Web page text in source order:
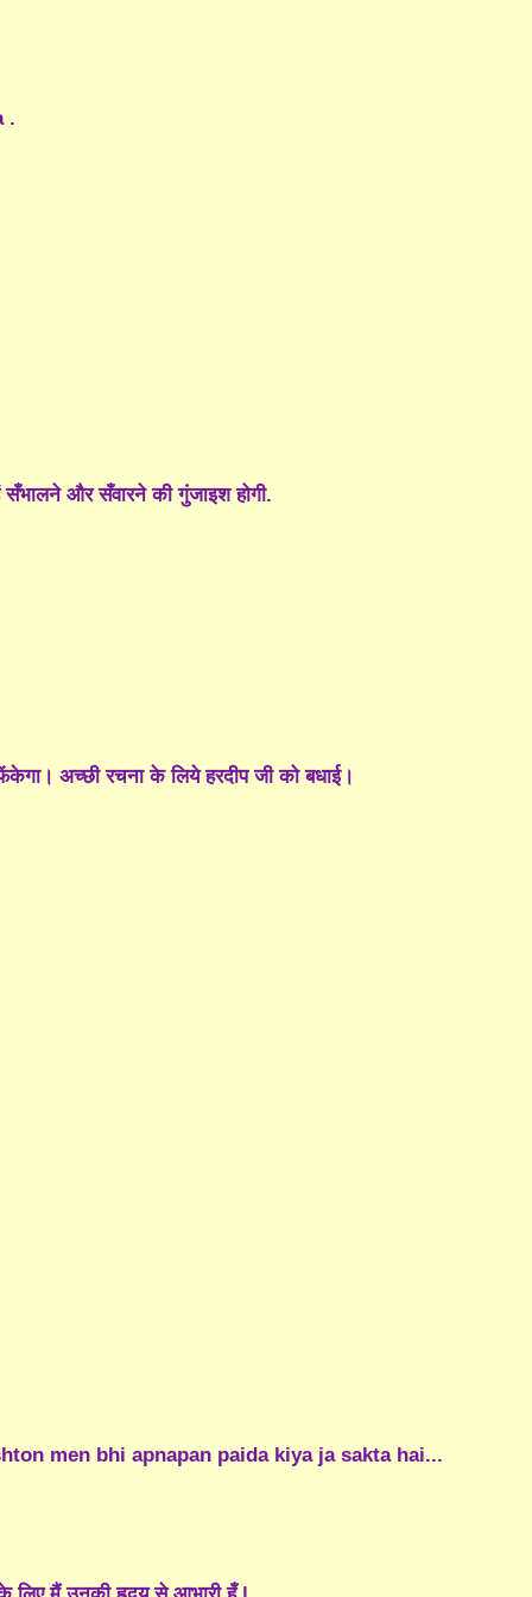
.
सँभालने और सँवारने की गुंजाइश होगी.
अच्छी रचना के लिये हरदीप जी को बधाई।
men bhi apnapan paida kiya ja sakta hai...